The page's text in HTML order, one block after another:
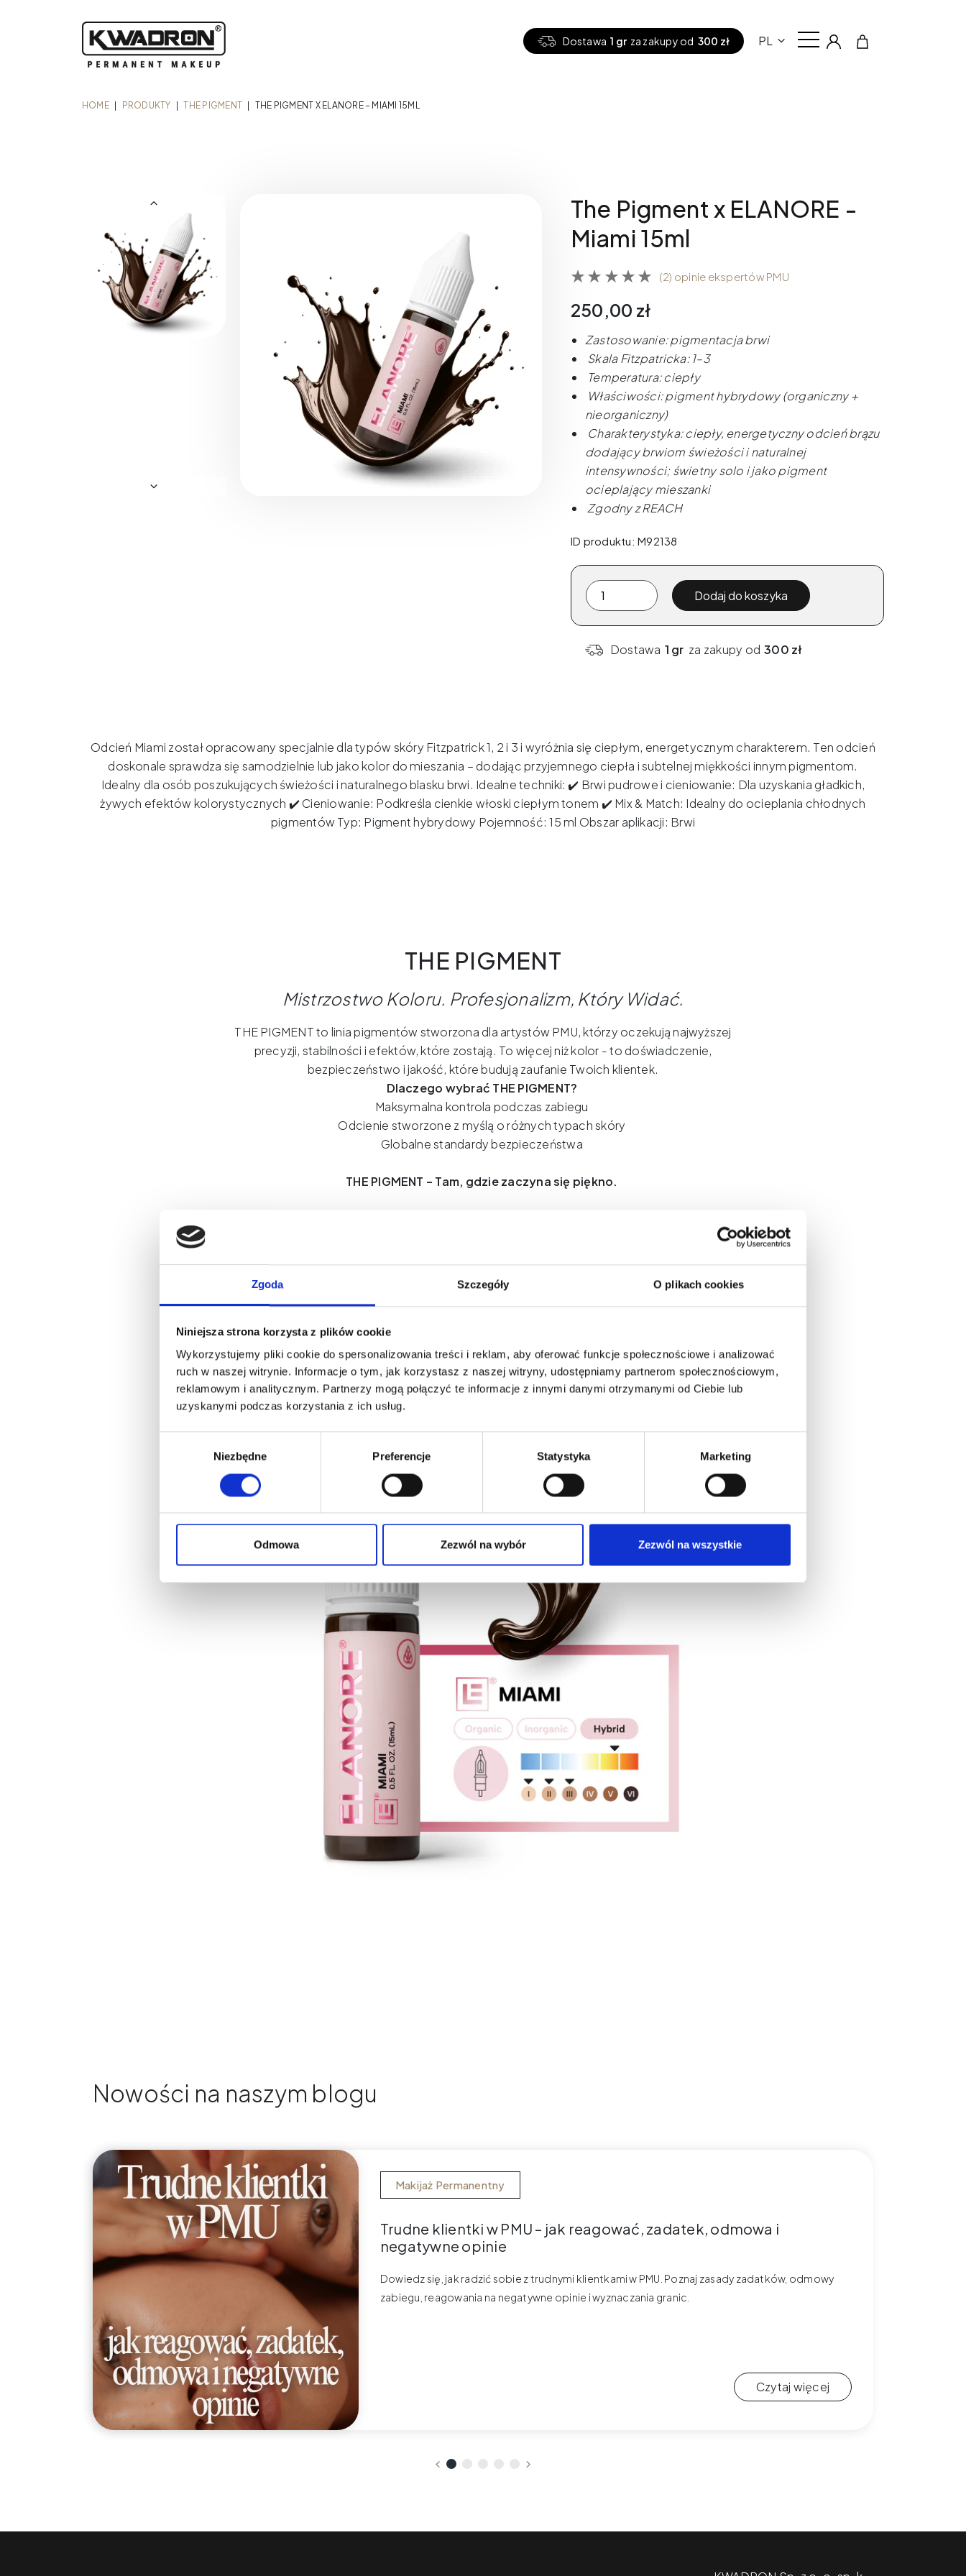
Zgoda Szczegóły O plikach cookies
Niniejsza strona korzysta z plików cookie
Wykorzystujemy pliki cookie do spersonalizowania treści i reklam, aby oferować funkcje społecznościowe i analizować
ruch w naszej witrynie. Informacje o tym, jak korzystasz z naszej witryny, udostępniamy partnerom społecznościowym,
reklamowym i analitycznym. Partnerzy mogą połączyć te informacje z innymi danymi otrzymanymi od Ciebie lub
uzyskanymi podczas korzystania z ich usług.
Niezbędne Preferencje Statystyka Marketing
Odmowa Zezwól na wybór Zezwól na wszystkie
Dostawa 1 grza zakupy od 300 zł PL
HOME PRODUKTY THE PIGMENT THE PIGMENT X ELANORE – MIAMI 15ML
The Pigment x ELANORE -
Miami 15ml
(2) opinie ekspertów PMU
250,00 zł
Zastosowanie: pigmentacja brwi
Skala Fitzpatricka: 1–3
Temperatura: ciepły
Właściwości: pigment hybrydowy (organiczny +
nieorganiczny)
Charakterystyka: ciepły, energetyczny odcień brązu
dodający brwiom świeżości i naturalnej
intensywności; świetny solo i jako pigment
ocieplający mieszanki
Zgodny z REACH
ID produktu: M92138
ilość
The
Pigment
x
Dodaj do koszyka
Dostawa 1 gr za zakupy od 300 zł
Odcień Miami został opracowany specjalnie dla typów skóry Fitzpatrick 1, 2 i 3 i wyróżnia się ciepłym, energetycznym charakterem. Ten odcień
doskonale sprawdza się samodzielnie lub jako kolor do mieszania – dodając przyjemnego ciepła i subtelnej miękkości innym pigmentom.
Idealny dla osób poszukujących świeżości i naturalnego blasku brwi. Idealne techniki: ✔️ Brwi pudrowe i cieniowanie: Dla uzyskania gładkich,
żywych efektów kolorystycznych ✔️ Cieniowanie: Podkreśla cienkie włoski ciepłym tonem ✔️ Mix & Match: Idealny do ocieplania chłodnych
pigmentów Typ: Pigment hybrydowy Pojemność: 15 ml Obszar aplikacji: Brwi
THE PIGMENT
Mistrzostwo Koloru. Profesjonalizm, Który Widać.
THE PIGMENT to linia pigmentów stworzona dla artystów PMU, którzy oczekują najwyższej
precyzji, stabilności i efektów, które zostają. To więcej niż kolor - to doświadczenie,
bezpieczeństwo i jakość, które budują zaufanie Twoich klientek.
Dlaczego wybrać THE PIGMENT?
Maksymalna kontrola podczas zabiegu
Odcienie stworzone z myślą o różnych typach skóry
Globalne standardy bezpieczeństwa
THE PIGMENT – Tam, gdzie zaczyna się piękno.
Nowości na naszym blogu
Makijaż Permanentny
Trudne klientki w PMU – jak reagować, zadatek, odmowa i
negatywne opinie
Dowiedz się, jak radzić sobie z trudnymi klientkami w PMU. Poznaj zasady zadatków, odmowy
zabiegu, reagowania na negatywne opinie i wyznaczania granic.
Czytaj więcej